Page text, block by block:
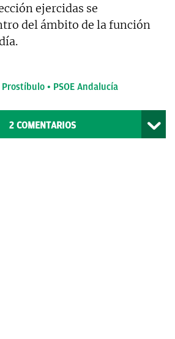
ejercidas se
del ámbito de la función
Prostíbulo PSOE Andalucía
2 COMENTARIOS